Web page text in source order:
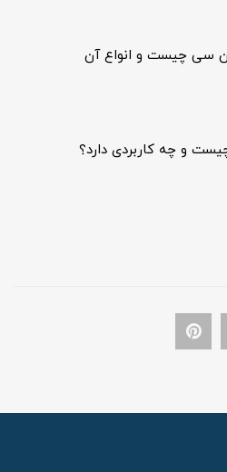
سی چیست و انواع آن
و چه کاربردی دارد؟